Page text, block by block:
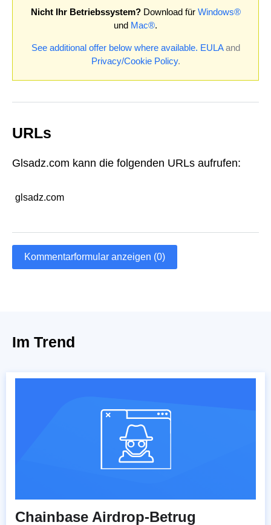
Nicht Ihr Betriebssystem?Download für Windows®
und Mac®.
See additional offer below where available. EULAand
Privacy/Cookie Policy.
URLs
Glsadz.com kann die folgenden URLs aufrufen:
glsadz.com
Kommentarformular anzeigen (0)
Im Trend
Chainbase Airdrop-Betrug